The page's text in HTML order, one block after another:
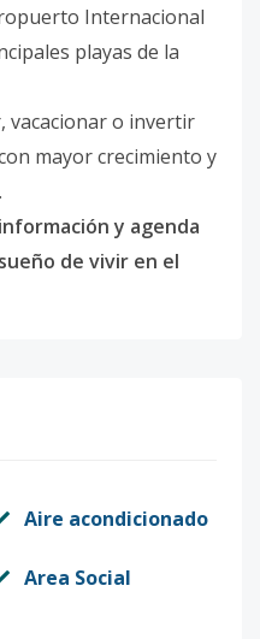
Internacional
playas de la
vacacionar o invertir
mayor crecimiento y
y agenda
de vivir en el
Aire acondicionado
Area Social